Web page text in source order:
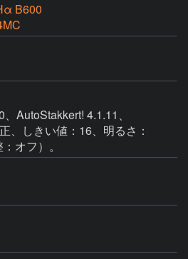
B600
AutoStakkert! 4.1.11、
、しきい値：16、明るさ：
オフ）。